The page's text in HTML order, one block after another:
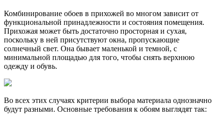
Комбинирование обоев в прихожей во многом зависит от
функциональной принадлежности и состояния помещения.
Прихожая может быть достаточно просторная и сухая,
поскольку в ней присутствуют окна, пропускающие
солнечный свет. Она бывает маленькой и темной, с
минимальной площадью для того, чтобы снять верхнюю
одежду и обувь.
Во всех этих случаях критерии выбора материала однозначно
будут разными. Основные требования к обоям выглядят так: